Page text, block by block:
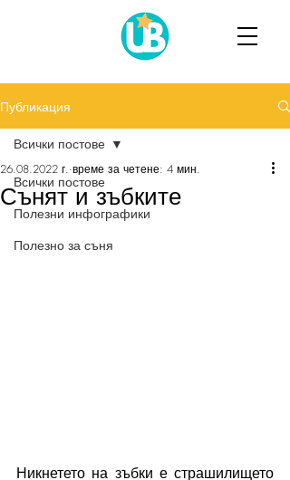
Публикация
Всички постове
Полезни инфографики
Полезно за съня
Всички постове
Сънят и зъбките
26.08.2022 г. време за четене: 4 мин.
Никнетето на зъбки е страшилището